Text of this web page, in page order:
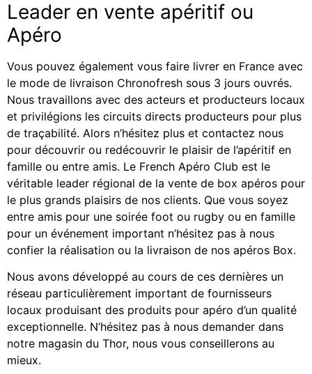
Leader en vente apéritif ou
Apéro
Vous pouvez également vous faire livrer en France avec
le mode de livraison Chronofresh sous 3 jours ouvrés.
Nous travaillons avec des acteurs et producteurs locaux
et privilégions les circuits directs producteurs pour plus
de traçabilité. Alors n’hésitez plus et contactez nous
pour découvrir ou redécouvrir le plaisir de l’apéritif en
famille ou entre amis. Le French Apéro Club est le
véritable leader régional de la vente de box apéros pour
le plus grands plaisirs de nos clients. Que vous soyez
entre amis pour une soirée foot ou rugby ou en famille
pour un événement important n’hésitez pas à nous
confier la réalisation ou la livraison de nos apéros Box.
Nous avons développé au cours de ces dernières un
réseau particulièrement important de fournisseurs
locaux produisant des produits pour apéro d’un qualité
exceptionnelle. N’hésitez pas à nous demander dans
notre magasin du Thor, nous vous conseillerons au
mieux.